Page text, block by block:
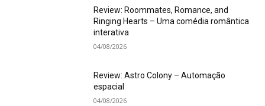
Review: Roommates, Romance, and
Ringing Hearts – Uma comédia romântica
interativa
04/08/2026
Review: Astro Colony – Automação
espacial
04/08/2026